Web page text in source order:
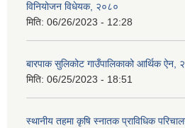
विनियोजन विधेयक, २०८०
मिति: 06/26/2023 - 12:28
बारपाक सुलिकोट गाउँपालिकाको आर्थिक ऐन,
मिति: 06/25/2023 - 18:51
स्थानीय तहमा कृषि स्नातक प्राविधिक